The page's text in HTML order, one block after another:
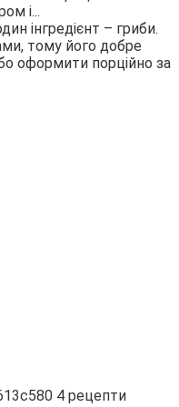
інгредієнт – гриби.
тому його добре
оформити порційно за